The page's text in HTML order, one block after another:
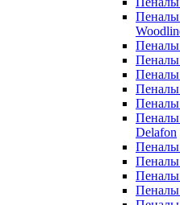
Пеналы
Пеналы
Пеналы
Пеналы
Пеналы
Пеналы
Пеналы
Delafon
Пеналы
Пеналы
Пеналы
Пеналы